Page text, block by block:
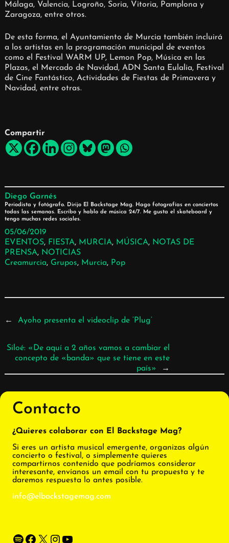
Málaga, Valencia, Logroño, Soria, Vitoria, Pamplona y
Zaragoza, entre otros.
De esta forma, el Ayuntamiento de Murcia también incluirá
a los artistas en la programación municipal de eventos
como el Festival WARM UP, Lemon Pop, Música en las
Plazas, el Mercado de Navidad, ADN Santa Eulalia, Festival
de Cine Fantástico, Actividades de Fiestas de Primavera y
Navidad, entre otras.
Compartir
Diego Garnés
Periodista y fotógrafo. Dirijo El Backstage Mag. Hago fotografías en conciertos
todas las semanas. Escribo y hablo de música 24/7. Me gusta el skateboard y
tengo muchas redes sociales.
05/06/2019
EVENTOS, FIESTA, MURCIA, MÚSICA, NOTAS DE
PRENSA, NOTICIAS
Creamurcia, Grupos, Murcia, Pop
← Ayoho presenta el videoclip de ‘Plug’
Siloé: «De aquí a 2 años vamos a cambiar el
concepto de «banda» que se tiene en este
país»
→
Contacto
¿Quieres colaborar con El Backstage Mag?
Si eres un artista musical emergente, organizas algún
concierto o festival, o simplemente quieres
compartirnos contenido que podríamos considerar
interesante, envíanos un email con tu propuesta y te
daremos respuesta lo antes posible.
info@elbackstagemag.com
Spotify Facebook X Instagram YouTube